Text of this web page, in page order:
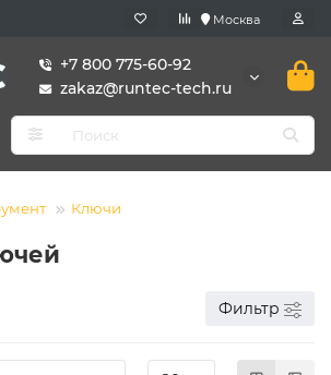
Москва
+7 800 775-60-92
zakaz@runtec-tech.ru
Ключи
Фильтр